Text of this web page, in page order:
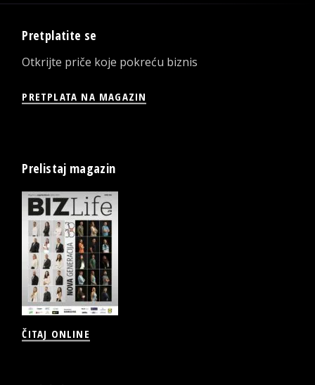
Pretplatite se
Otkrijte priče koje pokreću biznis
PRETPLATA NA MAGAZIN
Prelistaj magazin
ČITAJ ONLINE